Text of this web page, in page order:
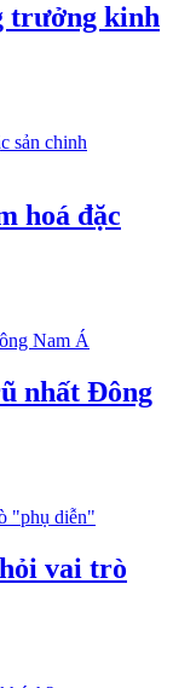
trưởng kinh
hoá đặc
nhất Đông
vai trò